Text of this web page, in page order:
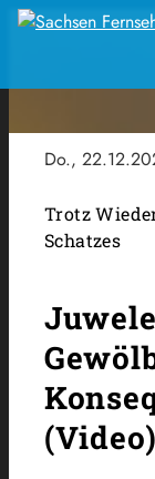
Do.,
Trotz
Schatzes
(Video)